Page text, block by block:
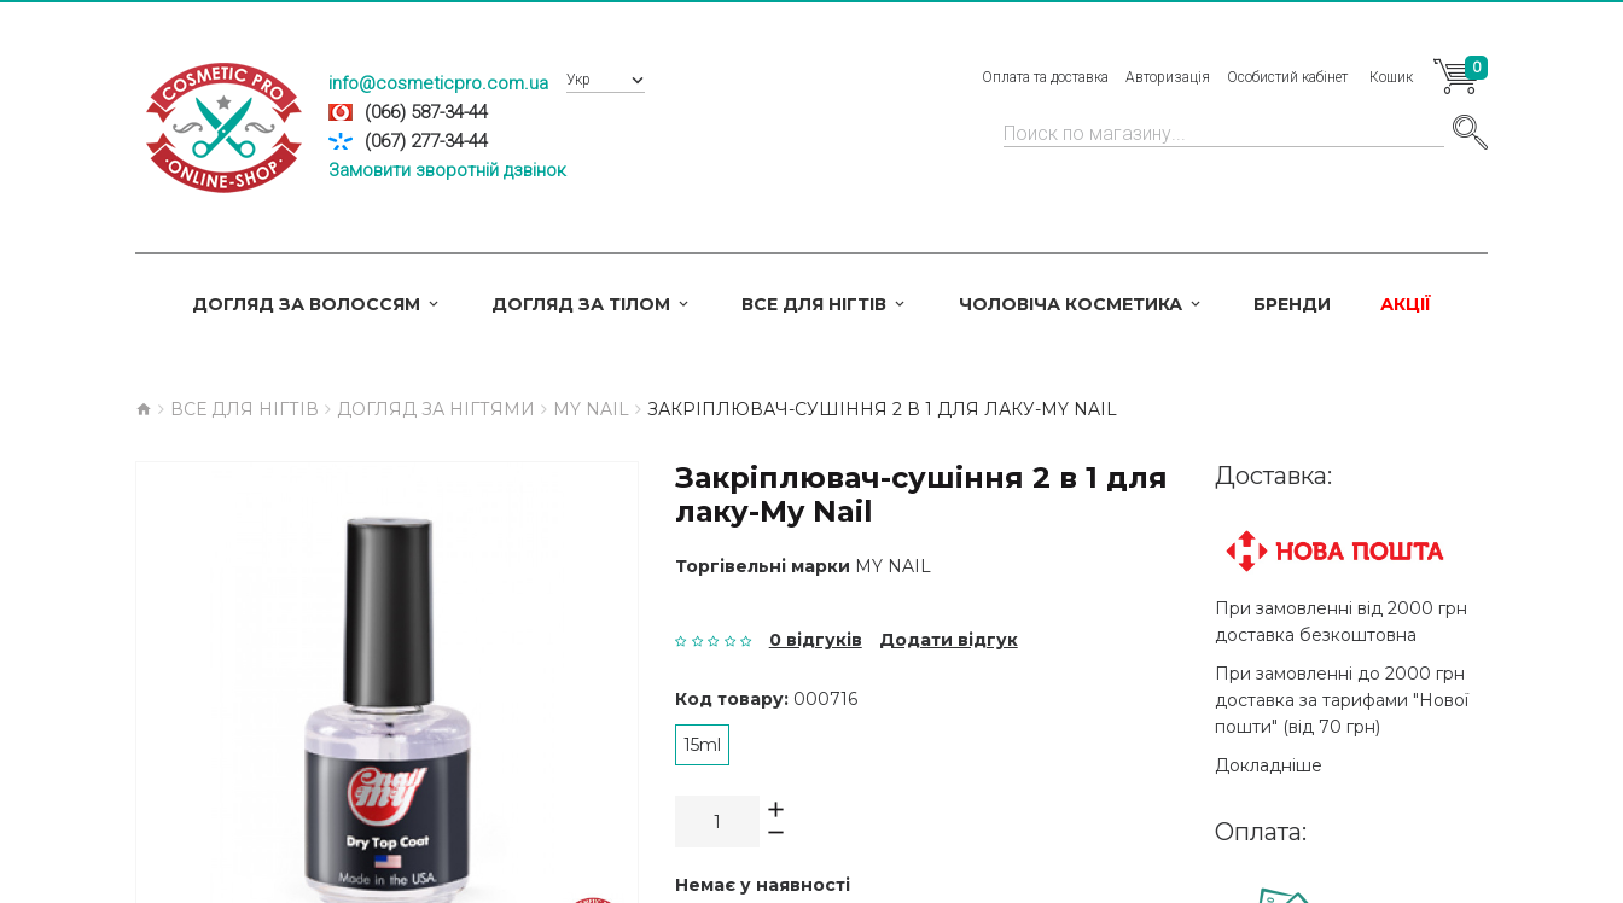
info@cosmeticpro.com.ua
(066) 587-34-44
(067) 277-34-44
Замовити зворотній дзвінок
Укр Кошик
0
Оплата та доставка Авторизація Особистий кабінет
ДОГЛЯД ЗА ВОЛОССЯМ ДОГЛЯД ЗА ТІЛОМ ВСЕ ДЛЯ НІГТІВ ЧОЛОВІЧА КОСМЕТИКА БРЕНДИ АКЦІЇ
ВСЕ ДЛЯ НІГТІВ ДОГЛЯД ЗА НІГТЯМИ MY NAIL ЗАКРІПЛЮВАЧ-СУШІННЯ 2 В 1 ДЛЯ ЛАКУ-MY NAIL
Закріплювач-сушіння 2 в 1 для
лаку-My Nail
Торгівельні марки MY NAIL
0 відгуків Додати відгук
Код товару: 000716
15ml
Немає у наявності
Доставка:
При замовленні від 2000 грн
доставка безкоштовна
При замовленні до 2000 грн
доставка за тарифами "Нової
пошти" (від 70 грн)
Докладніше
Оплата: